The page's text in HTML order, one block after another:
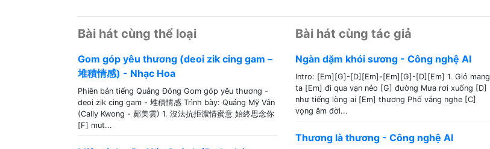
Bài hát cùng thể loại
Gom góp yêu thương (deoi zik cing gam –
堆積情感) - Nhạc Hoa
Phiên bản tiếng Quảng Đông Gom góp yêu thương -
deoi zik cing gam - 堆積情感 Trình bày: Quảng Mỹ Vân
(Cally Kwong - 鄺美雲) 1. 沒法抗拒濃情蜜意 始終思念你
[F] mut...
Bài hát cùng tác giả
Ngàn dặm khói sương - Công nghệ AI
Intro: [Em][G]-[D][Em]-[Em][G]-[D][Em] 1. Gió mang
ta [Em] đi qua vạn nẻo [G] đường Mưa rơi xuống [D]
như tiếng lòng ai [Em] thương Phố vắng nghe [C]
vọng âm đời...
Thương là thương - Công nghệ AI